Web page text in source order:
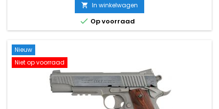
 In winkelwagen
 Op voorraad
Nieuw
Niet op voorraad